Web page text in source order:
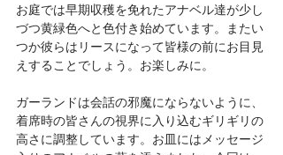
お庭では早期収穫を免れたアナベル達が少し
づつ黄緑色へと色付き始めています。またい
つか彼らはリースになって皆様の前にお目見
えすることでしょう。お楽しみに。
ガーランドは会話の邪魔にならないように、
着席時の皆さんの視界に入り込むギリギリの
高さに調整しています。お皿にはメッセージ